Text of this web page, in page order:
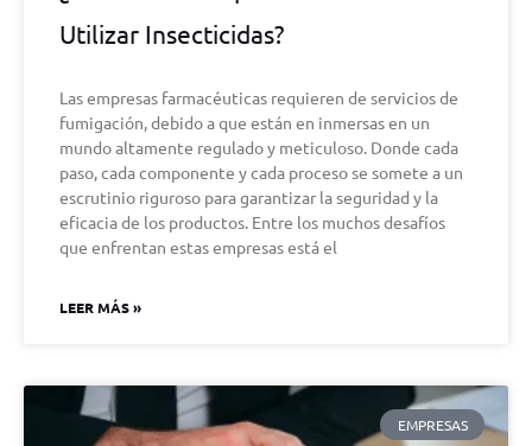
Utilizar Insecticidas?
Las empresas farmacéuticas requieren de servicios de
fumigación, debido a que están en inmersas en un
mundo altamente regulado y meticuloso. Donde cada
paso, cada componente y cada proceso se somete a un
escrutinio riguroso para garantizar la seguridad y la
eficacia de los productos. Entre los muchos desafíos
que enfrentan estas empresas está el
LEER MÁS »
EMPRESAS